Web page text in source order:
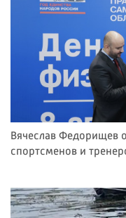
Вячеслав Федорищев
спортсменов и